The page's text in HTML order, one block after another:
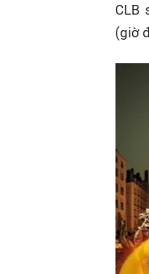
CLB
(giờ